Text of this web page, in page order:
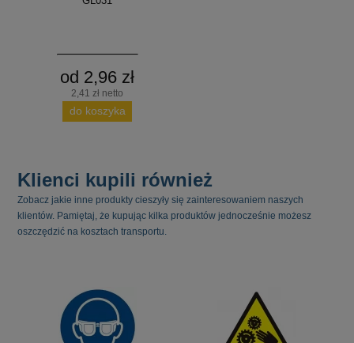
od 2,96 zł
2,41 zł netto
do koszyka
Klienci kupili również
Zobacz jakie inne produkty cieszyły się zainteresowaniem naszych
klientów. Pamiętaj, że kupując kilka produktów jednocześnie możesz
oszczędzić na kosztach transportu.